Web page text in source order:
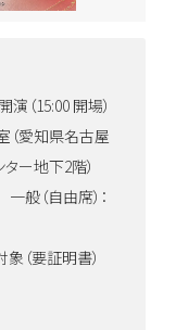
演（15:00 開場）
（愛知県名古屋
ー地下2階）
般（自由席）：
要証明書）